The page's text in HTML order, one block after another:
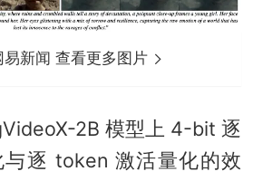
易新闻 查看更多图片
2B 模型上 4-bit 逐
逐 token 激活量化的效